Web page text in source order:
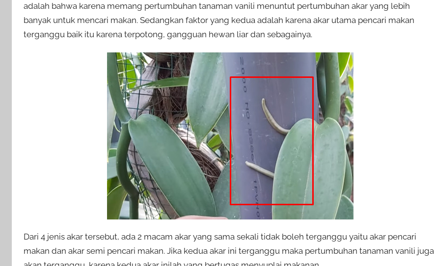
adalah bahwa karena memang pertumbuhan tanaman vanili menuntut pertumbuhan akar yang lebih
banyak untuk mencari makan. Sedangkan faktor yang kedua adalah karena akar utama pencari makan
terganggu baik itu karena terpotong, gangguan hewan liar dan sebagainya.
Dari 4 jenis akar tersebut, ada 2 macam akar yang sama sekali tidak boleh terganggu yaitu akar pencari
makan dan akar semi pencari makan. Jika kedua akar ini terganggu maka pertumbuhan tanaman vanili juga